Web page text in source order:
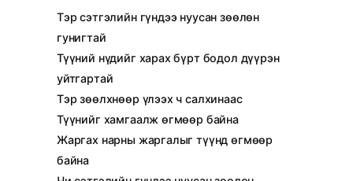
Тэр сэтгэлийн гүндээ нуусан зөөлөн
гунигтай
Түүний нүдийг харах бүрт бодол дүүрэн
уйтгартай
Тэр зөөлхнөөр үлээх ч салхинаас
Түүнийг хамгаалж өгмөөр байна
Жаргах нарны жаргалыг түүнд өгмөөр
байна